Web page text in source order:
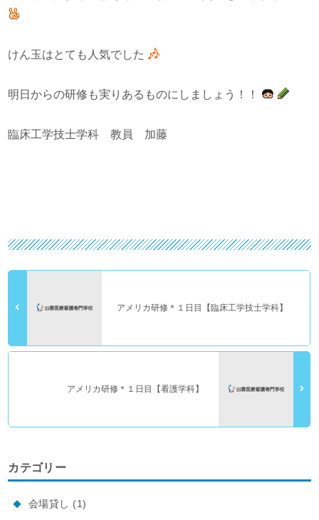
けん玉はとても人気でした
明日からの研修も実りあるものにしましょう！！
臨床工学技士学科 教員 加藤
アメリカ研修＊１日目【臨床工学技士学科】
アメリカ研修＊１日目【看護学科】
カテゴリー
会場貸し (1)